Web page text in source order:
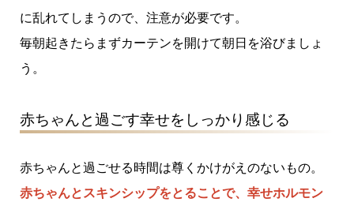
に乱れてしまうので、注意が必要です。
毎朝起きたらまずカーテンを開けて朝日を浴びましょ
う。
赤ちゃんと過ごす幸せをしっかり感じる
赤ちゃんと過ごせる時間は尊くかけがえのないもの。
赤ちゃんとスキンシップをとることで、幸せホルモン